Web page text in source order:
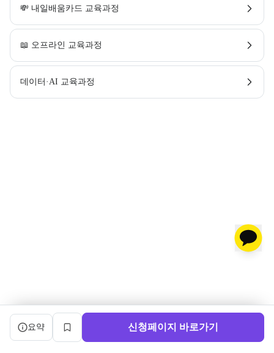
💸 내일배움카드 교육과정
📖 오프라인 교육과정
데이터·AI 교육과정
캠프 요약 정보와 상세 도우미, 북마크, 신청 버튼을 제공한다.
요약
북마크 신청페이지 바로가기